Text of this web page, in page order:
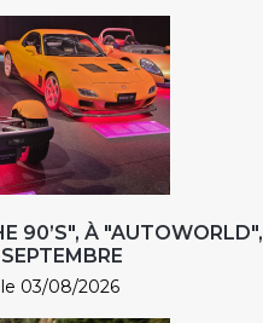
90’S", À "AUTOWORLD",
le 03/08/2026